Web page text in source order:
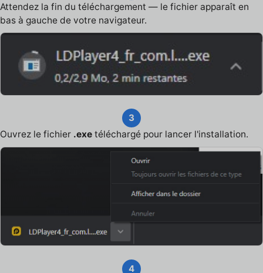
Attendez la fin du téléchargement — le fichier apparaît en
bas à gauche de votre navigateur.
3
Ouvrez le fichier .exe téléchargé pour lancer l'installation.
4